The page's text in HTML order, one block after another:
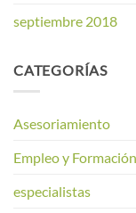
septiembre 2018
CATEGORÍAS
Asesoriamiento
Empleo y Formación
especialistas